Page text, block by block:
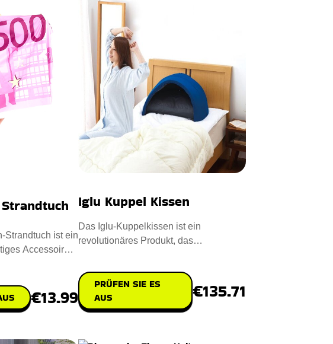
Strandtuch ist ein
Accessoire,
€13.99
Iglu Kuppel Kissen
Das Iglu-Kuppelkissen ist ein
revolutionäres Produkt, das
PRÜFEN SIE ES
AUS
€135.71